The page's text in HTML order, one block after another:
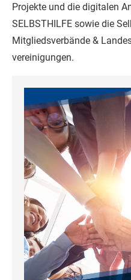
Projekte und die digitalen
SELBSTHILFE sowie die
Mitgliedsverbände &
vereinigungen.